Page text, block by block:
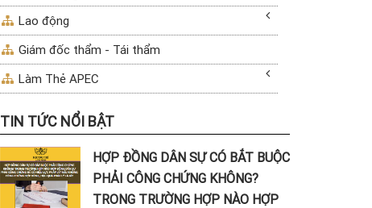
Lao động
Giám đốc thẩm - Tái thẩm
Làm Thẻ APEC
TIN TỨC NỔI BẬT
HỢP ĐỒNG DÂN SỰ CÓ BẮT BUỘC
PHẢI CÔNG CHỨNG KHÔNG?
TRONG TRƯỜNG HỢP NÀO HỢP